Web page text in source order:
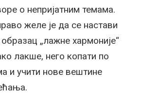
о непријатним темама.
желе је да се настави
„лажне хармоније“
лакше, него копати по
и учити нове вештине